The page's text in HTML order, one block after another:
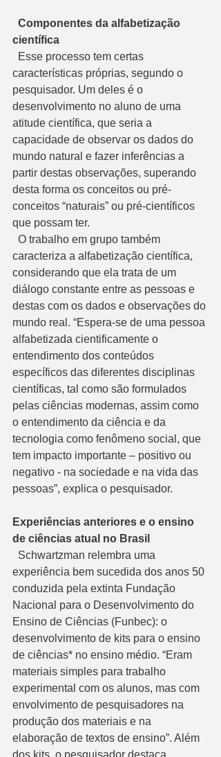
científica
características próprias, segundo o
pesquisador. Um deles é o
desenvolvimento no aluno de uma
atitude científica, que seria a
capacidade de observar os dados do
mundo natural e fazer inferências a
partir destas observações, superando
desta forma os conceitos ou pré-
conceitos “naturais” ou pré-científicos
que possam ter.
caracteriza a alfabetização científica,
considerando que ela trata de um
diálogo constante entre as pessoas e
destas com os dados e observações do
mundo real. “Espera-se de uma pessoa
alfabetizada cientificamente o
entendimento dos conteúdos
específicos das diferentes disciplinas
científicas, tal como são formulados
pelas ciências modernas, assim como
o entendimento da ciência e da
tecnologia como fenômeno social, que
tem impacto importante – positivo ou
negativo - na sociedade e na vida das
pessoas”, explica o pesquisador.
Experiências anteriores e o ensino
de ciências atual no Brasil
experiência bem sucedida dos anos 50
conduzida pela extinta Fundação
Nacional para o Desenvolvimento do
Ensino de Ciências (Funbec): o
desenvolvimento de kits para o ensino
de ciências* no ensino médio. “Eram
materiais simples para trabalho
experimental com os alunos, mas com
envolvimento de pesquisadores na
produção dos materiais e na
elaboração de textos de ensino”. Além
dos kits, o pesquisador destaca